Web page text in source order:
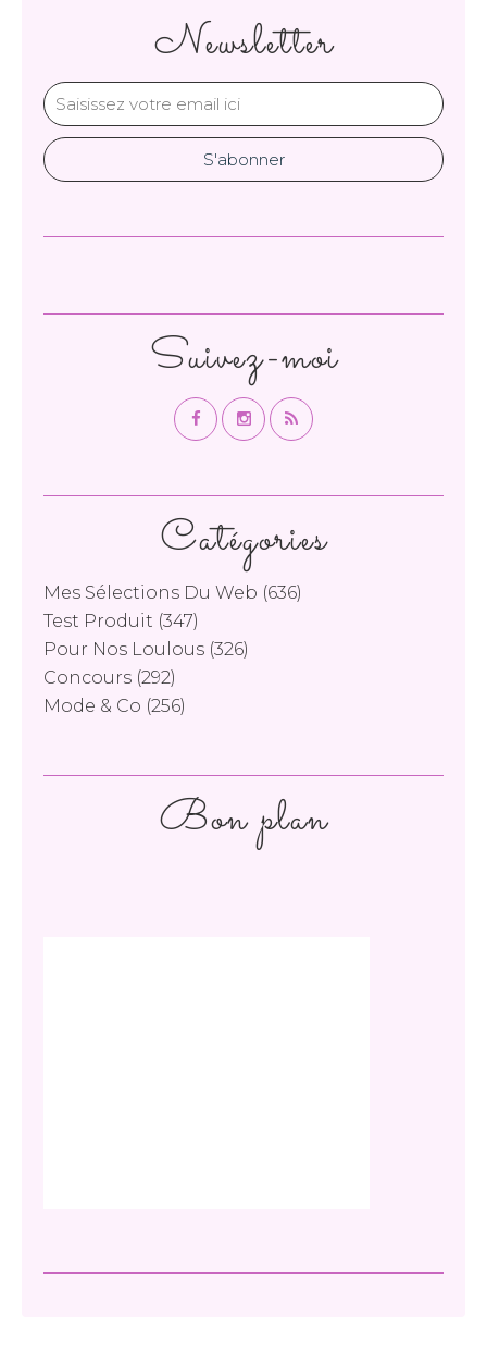
Newsletter
Catégories
Mes Sélections Du Web (636)
Test Produit (347)
Pour Nos Loulous (326)
Concours (292)
Mode & Co (256)
Suivez-moi
Bon plan